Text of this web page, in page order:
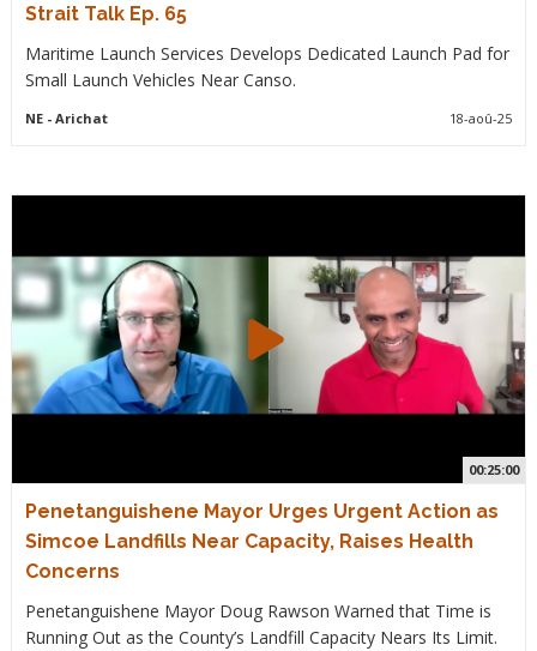
Strait Talk Ep. 65
Maritime Launch Services Develops Dedicated Launch Pad for
Small Launch Vehicles Near Canso.
NE- Arichat 18-aoû-25
00:25:00
Penetanguishene Mayor Urges Urgent Action as
Simcoe Landfills Near Capacity, Raises Health
Concerns
Penetanguishene Mayor Doug Rawson Warned that Time is
Running Out as the County’s Landfill Capacity Nears Its Limit.